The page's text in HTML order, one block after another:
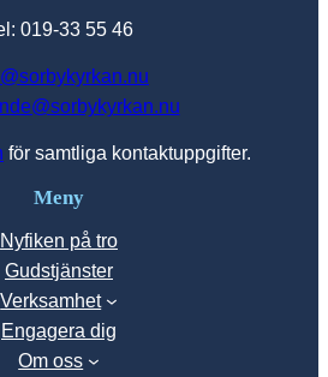
019-33 55 46
för samtliga kontaktuppgifter.
Meny
Nyfiken på tro
Gudstjänster
Verksamhet
Engagera dig
Om oss